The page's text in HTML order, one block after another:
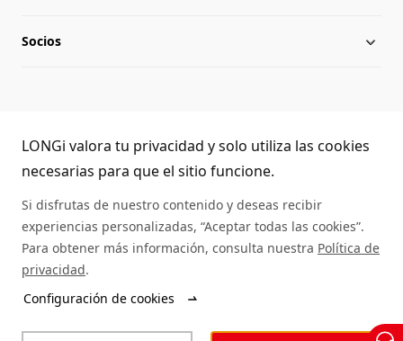
Globalización
Sostenibilidad
Mapa del sitio
Noticias del sector
Descargar
Aplicaciones
Servicio de asistencia
Búsqueda de distribuidores
Socios
(+86) 4008 601012
LONGi valora tu privacidad y solo utiliza las cookies
necesarias para que el sitio funcione.
Si disfrutas de nuestro contenido y deseas recibir
experiencias personalizadas, “Aceptar todas las cookies”.
Para obtener más información, consulta nuestra Política de
privacidad.
Configuración de cookies